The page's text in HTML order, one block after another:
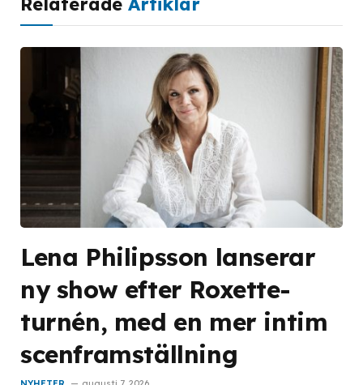
Lena Philipsson lanserar
ny show efter Roxette-
turnén, med en mer intim
scenframställning